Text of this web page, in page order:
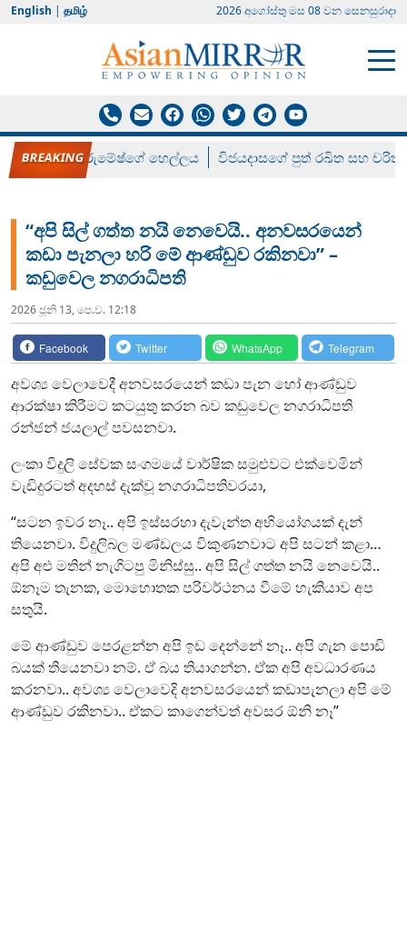
English | தமிழ் 2026 අගෝස්‍තු මස 08 වන සෙනසුරාදා
රන් ගෙනා රුමේෂ්ගේ හෙල්ලය විජයදාසගේ පුත් රඛිත සහ චරිත්
“අපි සිල් ගත්ත නයි නෙවෙයි.. අනවසරයෙන්
කඩා පැනලා හරි මේ ආණ්ඩුව රකිනවා” –
කඩුවෙල නගරාධිපති
2026 ජූනි 13, පෙ.ව. 12:18
Facebook Twitter WhatsApp Telegram
අවශ්‍ය වෙලාවෙදී අනවසරයෙන් කඩා පැන හෝ ආණ්ඩුව
ආරක්ෂා කිරීමට කටයුතු කරන බව කඩුවෙල නගරාධිපති
රන්ජන් ජයලාල් පවසනවා.
ලංකා විදුලි සේවක සංගමයේ වාර්ෂික සමුළුවට එක්වෙමින්
වැඩිදුරටත් අදහස් දැක්වූ නගරාධිපතිවරයා,
“සටන ඉවර නෑ.. අපි ඉස්සරහා දැවැන්ත අභියෝගයක් දැන්
තියෙනවා. විදුලිබල මණ්ඩලය විකුණනවාට අපි සටන් කළා…
අපි අළු මතින් නැගිටපු මිනිස්සු.. අපි සිල් ගත්ත නයි නෙවෙයි..
ඕනෑම තැනක, මොහොතක පරිවර්ථනය වීමේ හැකියාව අප
සතුයි.
මේ ආණ්ඩුව පෙරළන්න අපි ඉඩ දෙන්නේ නෑ.. අපි ගැන පොඩි
බයක් තියෙනවා නම්. ඒ බය තියාගන්න. ඒක අපි අවධාරණය
කරනවා.. අවශ්‍ය වෙලාවෙදි අනවසරයෙන් කඩාපැනලා අපි මේ
ආණ්ඩුව රකිනවා.. ඒකට කාගෙන්වත් අවසර ඕනි නෑ”